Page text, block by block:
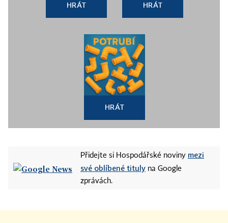
HRÁT HRÁT
HRÁT
Přidejte si Hospodářské noviny mezi
své oblíbené tituly na Google
zprávách.